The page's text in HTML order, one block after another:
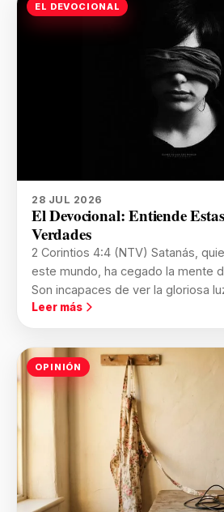
EL DEVOCIONAL
28 JUL 2026
El Devocional: Entiende
Verdades
2 Corintios 4:4 (NTV) Satanás,
este mundo, ha cegado la mente
Son incapaces de ver la gloriosa
Leer más
OPINIÓN